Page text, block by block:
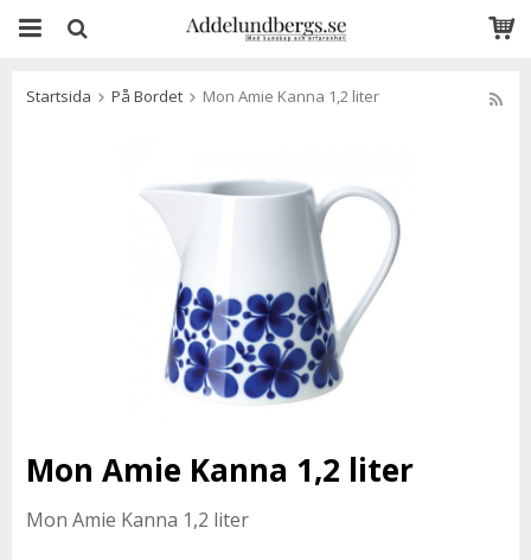
Startsida På Bordet Mon Amie Kanna 1,2 liter
Mon Amie Kanna 1,2 liter
Mon Amie Kanna 1,2 liter